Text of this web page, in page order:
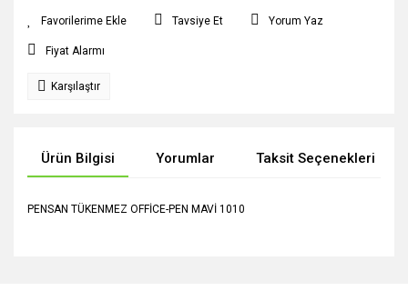
Tavsiye Et Yorum Yaz
Fiyat Alarmı
Karşılaştır
Ürün Bilgisi Yorumlar Taksit Seçenekleri
PENSAN TÜKENMEZ OFFİCE-PEN MAVİ 1010